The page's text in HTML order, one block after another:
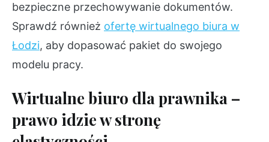
bezpieczne przechowywanie dokumentów.
Sprawdź również ofertę wirtualnego biura w
Łodzi, aby dopasować pakiet do swojego
modelu pracy.
Wirtualne biuro dla prawnika –
prawo idzie w stronę